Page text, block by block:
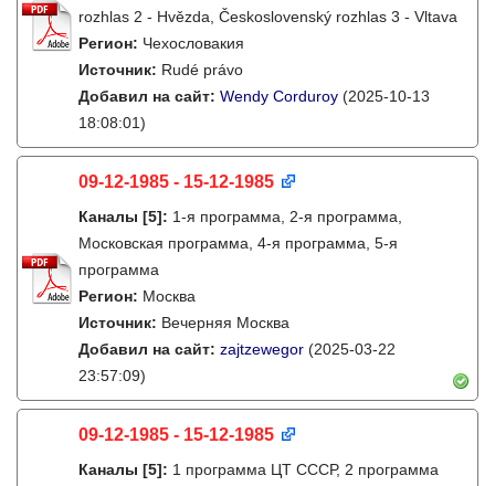
rozhlas 2 - Hvězda, Československý rozhlas 3 - Vltava
Регион: Чехословакия
Источник: Rudé právo
Добавил на сайт: Wendy Corduroy (2025-10-13
18:08:01)
09-12-1985 - 15-12-1985
Каналы [5]: 1-я программа, 2-я программа,
Московская программа, 4-я программа, 5-я
программа
Регион: Москва
Источник: Вечерняя Москва
Добавил на сайт: zajtzewegor (2025-03-22
23:57:09)
09-12-1985 - 15-12-1985
Каналы [5]: 1 программа ЦТ СССР, 2 программа